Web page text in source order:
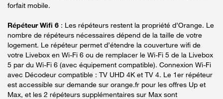
forfait mobile.
Répéteur Wifi 6 : Les répéteurs restent la propriété d’Orange. Le
nombre de répéteurs nécessaires dépend de la taille de votre
logement. Le répéteur permet d’étendre la couverture wifi de
votre Livebox en Wi-Fi 6 ou de remplacer le Wi-Fi 5 de la Livebox
5 par du Wi-Fi 6 (avec équipement compatible). Connexion Wi-Fi
avec Décodeur compatible : TV UHD 4K et TV 4. Le 1er répéteur
est accessible sur demande sur orange.fr pour les offres Up et
Max, et les 2 répéteurs supplémentaires sur Max sont